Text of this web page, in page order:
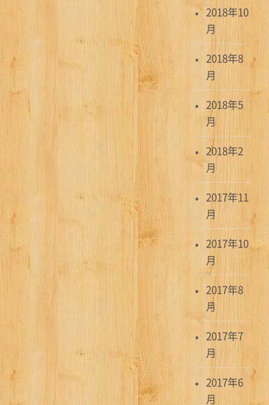
2018年10
月
2018年8
月
2018年5
月
2018年2
月
2017年11
月
2017年10
月
2017年8
月
2017年7
月
2017年6
月